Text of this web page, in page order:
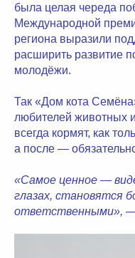
была целая череда
Международной
региона выразили
расширить развитие
молодёжи.
Так «Дом кота
любителей животных
всегда кормят, как
а после —
«Самое ценное —
глазах, становятся
ответственными», —